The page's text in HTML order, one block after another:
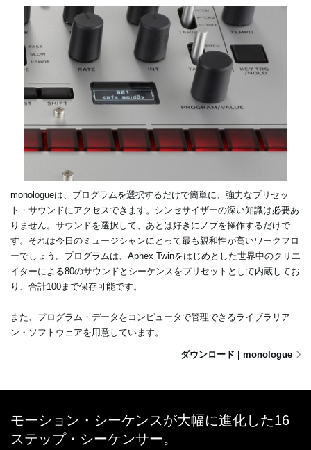
monologueは、プログラムを選択するだけで簡単に、強力なプリセッ
ト・サウンドにアクセスできます。シンセサイザーの深い知識は必要あ
りません。サウンドを選択して、あとは好きにノブを操作するだけで
す。それは今日のミュージシャンにとって最も親和性が高いワークフロ
ーでしょう。プログラムは、Aphex Twinをはじめとした世界中のクリエ
イターによる80のサウンドとシーケンスをプリセットとして内蔵してお
り、合計100まで保存可能です。
また、プログラム・データをコンピュータで管理できるライブラリア
ン・ソフトウェアを用意しています。
ダウンロード | monologue
モーション・シーケンスが大幅に進化した16
ステップ・シーケンサー。